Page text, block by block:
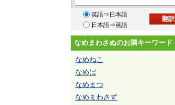
英語⇒日本語
日本語⇒英語
なめまわさぬのお隣キーワード
なめねこ
なめば
なめまつ
なめまわさず